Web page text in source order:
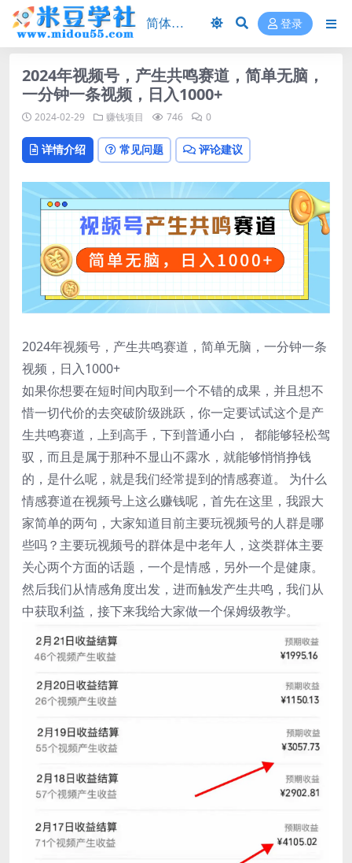
登录
2024年视频号，产生共鸣赛道，简单无脑，
一分钟一条视频，日入1000+
2024-02-29 赚钱项目 746 0
详情介绍 常见问题 评论建议
2024年视频号，产生共鸣赛道，简单无脑，一分钟一条
视频，日入1000+
如果你想要在短时间内取到一个不错的成果，并且想不
惜一切代价的去突破阶级跳跃，你一定要试试这个是产
生共鸣赛道，上到高手，下到普通小白， 都能够轻松驾
驭，而且是属于那种不显山不露水，就能够悄悄挣钱
的，是什么呢，就是我们经常提到的情感赛道。 为什么
情感赛道在视频号上这么赚钱呢，首先在这里，我跟大
家简单的两句，大家知道目前主要玩视频号的人群是哪
些吗？主要玩视频号的群体是中老年人，这类群体主要
关心两个方面的话题，一个是情感，另外一个是健康。
然后我们从情感角度出发，进而触发产生共鸣，我们从
中获取利益，接下来我给大家做一个保姆级教学。